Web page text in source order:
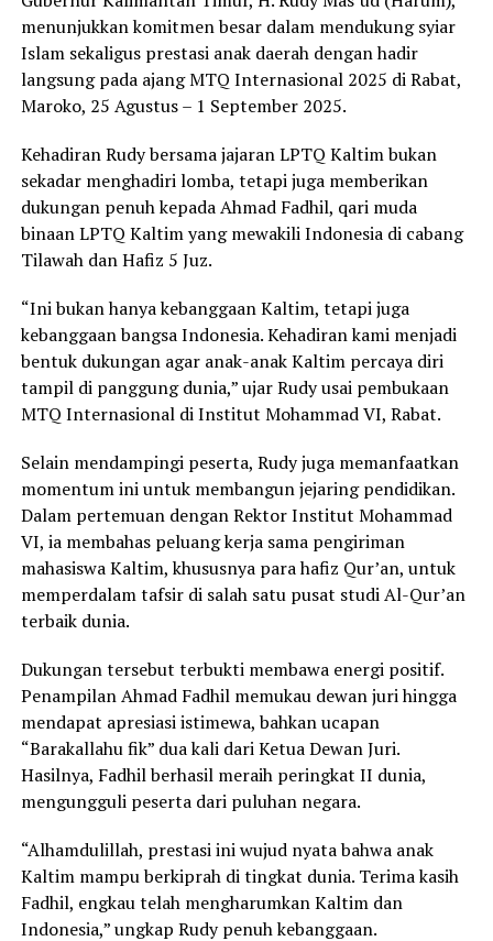
menunjukkan komitmen besar dalam mendukung syiar
Islam sekaligus prestasi anak daerah dengan hadir
langsung pada ajang MTQ Internasional 2025 di Rabat,
Maroko, 25 Agustus – 1 September 2025.
Kehadiran Rudy bersama jajaran LPTQ Kaltim bukan
sekadar menghadiri lomba, tetapi juga memberikan
dukungan penuh kepada Ahmad Fadhil, qari muda
binaan LPTQ Kaltim yang mewakili Indonesia di cabang
Tilawah dan Hafiz 5 Juz.
“Ini bukan hanya kebanggaan Kaltim, tetapi juga
kebanggaan bangsa Indonesia. Kehadiran kami menjadi
bentuk dukungan agar anak-anak Kaltim percaya diri
tampil di panggung dunia,” ujar Rudy usai pembukaan
MTQ Internasional di Institut Mohammad VI, Rabat.
Selain mendampingi peserta, Rudy juga memanfaatkan
momentum ini untuk membangun jejaring pendidikan.
Dalam pertemuan dengan Rektor Institut Mohammad
VI, ia membahas peluang kerja sama pengiriman
mahasiswa Kaltim, khususnya para hafiz Qur’an, untuk
memperdalam tafsir di salah satu pusat studi Al-Qur’an
terbaik dunia.
Dukungan tersebut terbukti membawa energi positif.
Penampilan Ahmad Fadhil memukau dewan juri hingga
mendapat apresiasi istimewa, bahkan ucapan
“Barakallahu fik” dua kali dari Ketua Dewan Juri.
Hasilnya, Fadhil berhasil meraih peringkat II dunia,
mengungguli peserta dari puluhan negara.
“Alhamdulillah, prestasi ini wujud nyata bahwa anak
Kaltim mampu berkiprah di tingkat dunia. Terima kasih
Fadhil, engkau telah mengharumkan Kaltim dan
Indonesia,” ungkap Rudy penuh kebanggaan.